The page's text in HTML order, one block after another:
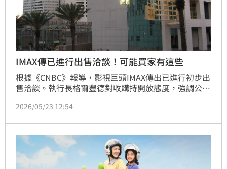
IMAX傳已進行出售洽談！可能買家有這些
根據《CNBC》報導，影視巨頭IMAX傳出已進行初步出
售洽談。執行長格爾豐德對收購持開放態度，強調公司
IMAX擁有頂級品牌與輕資產授權模式，目前約21億美
多，包含蘋果、Netflix、索尼及迪士尼等科技與影視巨
頭。
2026/05/23 12:54